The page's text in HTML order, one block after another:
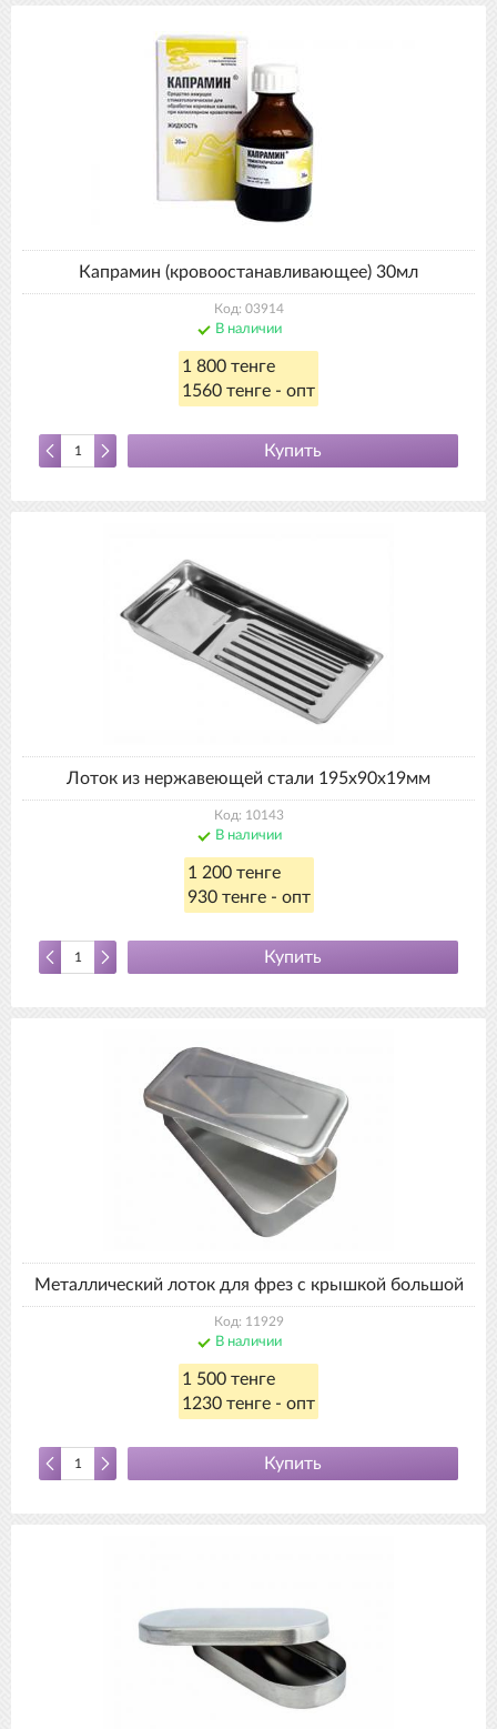
Капрамин (кровоостанавливающее) 30мл
Код: 03914
В наличии
1 800 тенге
1560 тенге - опт
Купить
Лоток из нержавеющей стали 195х90х19мм
Код: 10143
В наличии
1 200 тенге
930 тенге - опт
Купить
Металлический лоток для фрез с крышкой большой
Код: 11929
В наличии
1 500 тенге
1230 тенге - опт
Купить